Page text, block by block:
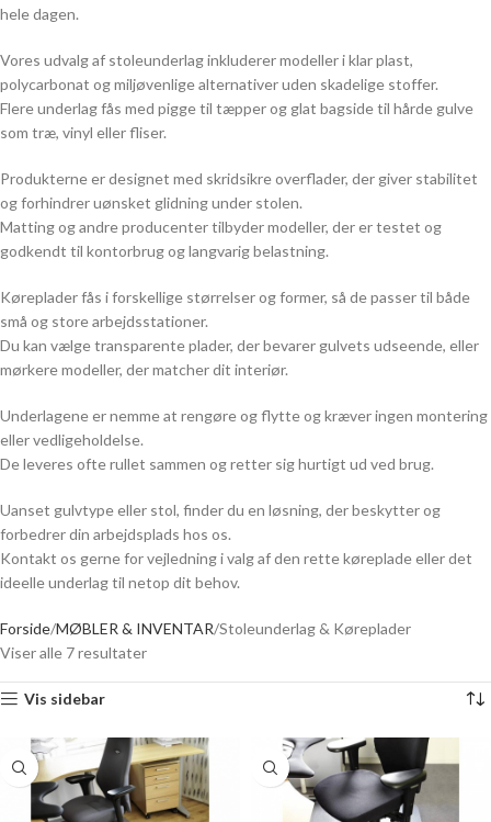
hele dagen.
Vores udvalg af stoleunderlag inkluderer modeller i klar plast,
polycarbonat og miljøvenlige alternativer uden skadelige stoffer.
Flere underlag fås med pigge til tæpper og glat bagside til hårde gulve
som træ, vinyl eller fliser.
Produkterne er designet med skridsikre overflader, der giver stabilitet
og forhindrer uønsket glidning under stolen.
Matting og andre producenter tilbyder modeller, der er testet og
godkendt til kontorbrug og langvarig belastning.
Køreplader fås i forskellige størrelser og former, så de passer til både
små og store arbejdsstationer.
Du kan vælge transparente plader, der bevarer gulvets udseende, eller
mørkere modeller, der matcher dit interiør.
Underlagene er nemme at rengøre og flytte og kræver ingen montering
eller vedligeholdelse.
De leveres ofte rullet sammen og retter sig hurtigt ud ved brug.
Uanset gulvtype eller stol, finder du en løsning, der beskytter og
forbedrer din arbejdsplads hos os.
Kontakt os gerne for vejledning i valg af den rette køreplade eller det
ideelle underlag til netop dit behov.
Forside MØBLER & INVENTAR Stoleunderlag & Køreplader
Viser alle 7 resultater
Vis sidebar